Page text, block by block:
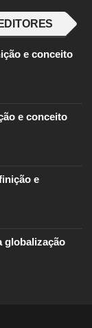
e conceito
e conceito
e
globalização